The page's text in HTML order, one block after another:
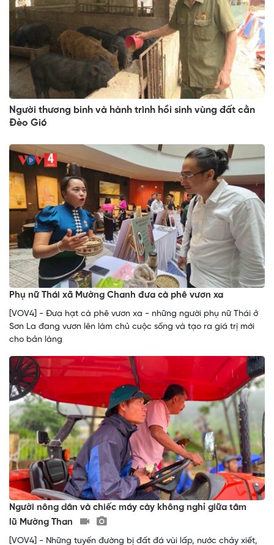
Người thương binh và hành trình hồi sinh vùng đất cằn
Đèo Gió
Phụ nữ Thái xã Mường Chanh đưa cà phê vươn xa
[VOV4] - Đưa hạt cà phê vươn xa - những người phụ nữ Thái ở
Sơn La đang vươn lên làm chủ cuộc sống và tạo ra giá trị mới
cho bản làng
Người nông dân và chiếc máy cày không nghỉ giữa tâm
lũ Mường Than
[VOV4] - Những tuyến đường bị đất đá vùi lấp, nước chảy xiết,